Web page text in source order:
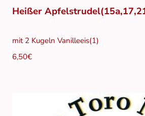
Heißer
mit 2 Kugeln Vanilleeis(1)
6,50€